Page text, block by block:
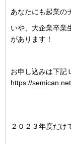
あなたにも起業の
いや、大企業卒業
があります！
お申し込みは下記
https://
２０２３年度だけ